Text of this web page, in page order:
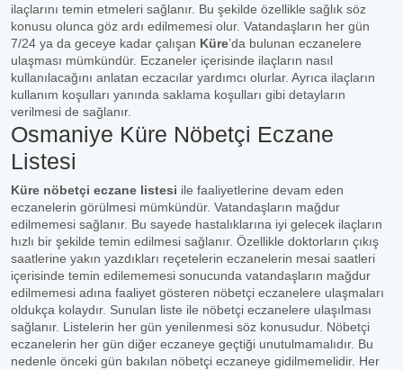
ilaçlarını temin etmeleri sağlanır. Bu şekilde özellikle sağlık söz
konusu olunca göz ardı edilmemesi olur. Vatandaşların her gün
7/24 ya da geceye kadar çalışan Küre’da bulunan eczanelere
ulaşması mümkündür. Eczaneler içerisinde ilaçların nasıl
kullanılacağını anlatan eczacılar yardımcı olurlar. Ayrıca ilaçların
kullanım koşulları yanında saklama koşulları gibi detayların
verilmesi de sağlanır.
Osmaniye Küre Nöbetçi Eczane
Listesi
Küre nöbetçi eczane listesi ile faaliyetlerine devam eden
eczanelerin görülmesi mümkündür. Vatandaşların mağdur
edilmemesi sağlanır. Bu sayede hastalıklarına iyi gelecek ilaçların
hızlı bir şekilde temin edilmesi sağlanır. Özellikle doktorların çıkış
saatlerine yakın yazdıkları reçetelerin eczanelerin mesai saatleri
içerisinde temin edilememesi sonucunda vatandaşların mağdur
edilmemesi adına faaliyet gösteren nöbetçi eczanelere ulaşmaları
oldukça kolaydır. Sunulan liste ile nöbetçi eczanelere ulaşılması
sağlanır. Listelerin her gün yenilenmesi söz konusudur. Nöbetçi
eczanelerin her gün diğer eczaneye geçtiği unutulmamalıdır. Bu
nedenle önceki gün bakılan nöbetçi eczaneye gidilmemelidir. Her